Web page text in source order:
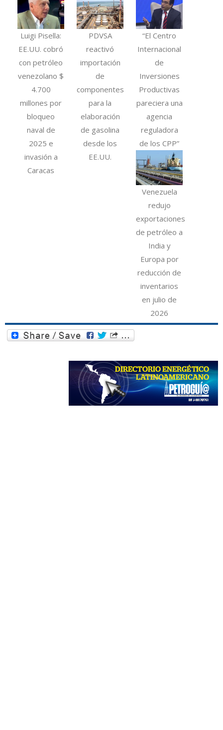
Luigi Pisella:
EE.UU. cobró
con petróleo
venezolano $
4.700
millones por
bloqueo
naval de
2025 e
invasión a
Caracas
PDVSA
reactivó
importación
de
componentes
para la
elaboración
de gasolina
desde los
EE.UU.
“El Centro
Internacional
de
Inversiones
Productivas
pareciera una
agencia
reguladora
de los CPP”
Venezuela
redujo
exportaciones
de petróleo a
India y
Europa por
reducción de
inventarios
en julio de
2026